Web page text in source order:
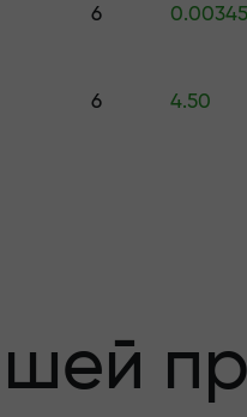
6 0.00345
6 4.50